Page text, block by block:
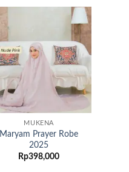
Add to
wishlist
MUKENA
Maryam Prayer Robe
2025
Rp398,000